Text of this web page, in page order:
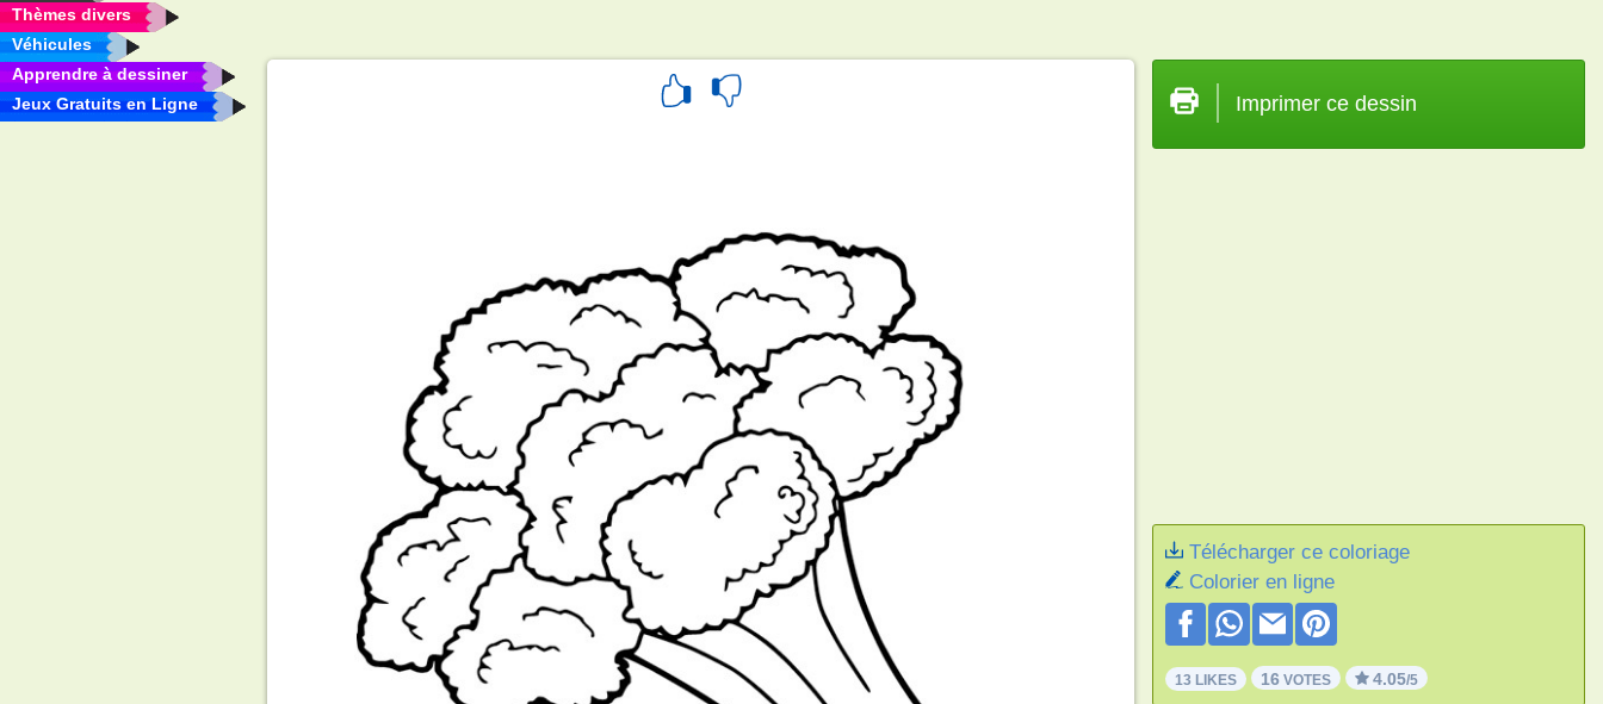
Thèmes divers
Véhicules
Apprendre à dessiner
Jeux Gratuits en Ligne
Imprimer ce dessin
Télécharger ce coloriage
Colorier en ligne
13 LIKES 16VOTES 4.05/5